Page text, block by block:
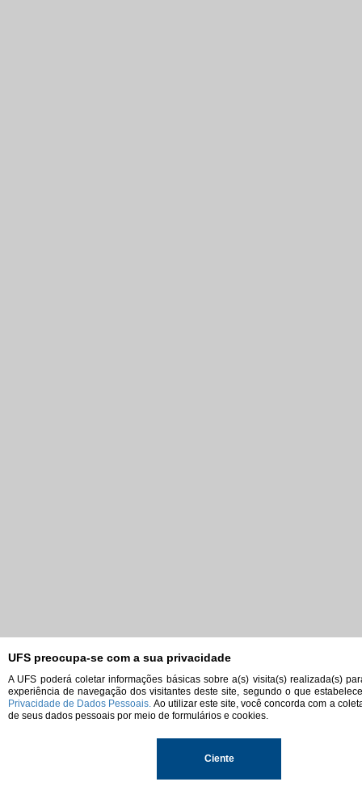
UFS preocupa-se com a sua privacidade
A UFS poderá coletar informações básicas sobre a(s) visita(s) realizada(s)
experiência de navegação dos visitantes deste site, segundo o que
Privacidade de Dados Pessoais. Ao utilizar este site, você concorda com a
de seus dados pessoais por meio de formulários e cookies.
Ciente